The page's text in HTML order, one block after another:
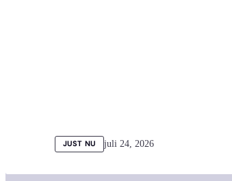
JUST NU juli 24, 2026